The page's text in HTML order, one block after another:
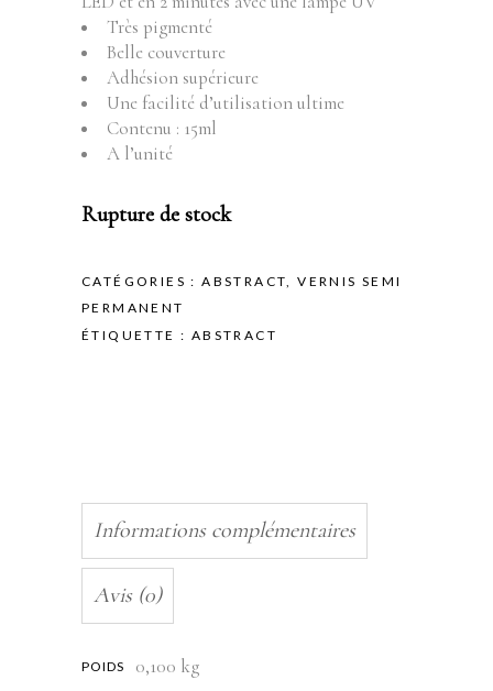
Très pigmenté
Belle couverture
Adhésion supérieure
Une facilité d’utilisation ultime
Contenu : 15ml
A l’unité
Rupture de stock
CATÉGORIES :ABSTRACT,VERNIS SEMI
PERMANENT
ÉTIQUETTE : ABSTRACT
Informations complémentaires
Avis (0)
POIDS 0,100 kg